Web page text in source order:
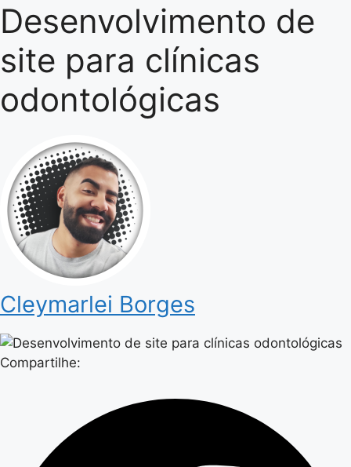
Desenvolvimento de
site para clínicas
odontológicas
Cleymarlei Borges
Compartilhe: